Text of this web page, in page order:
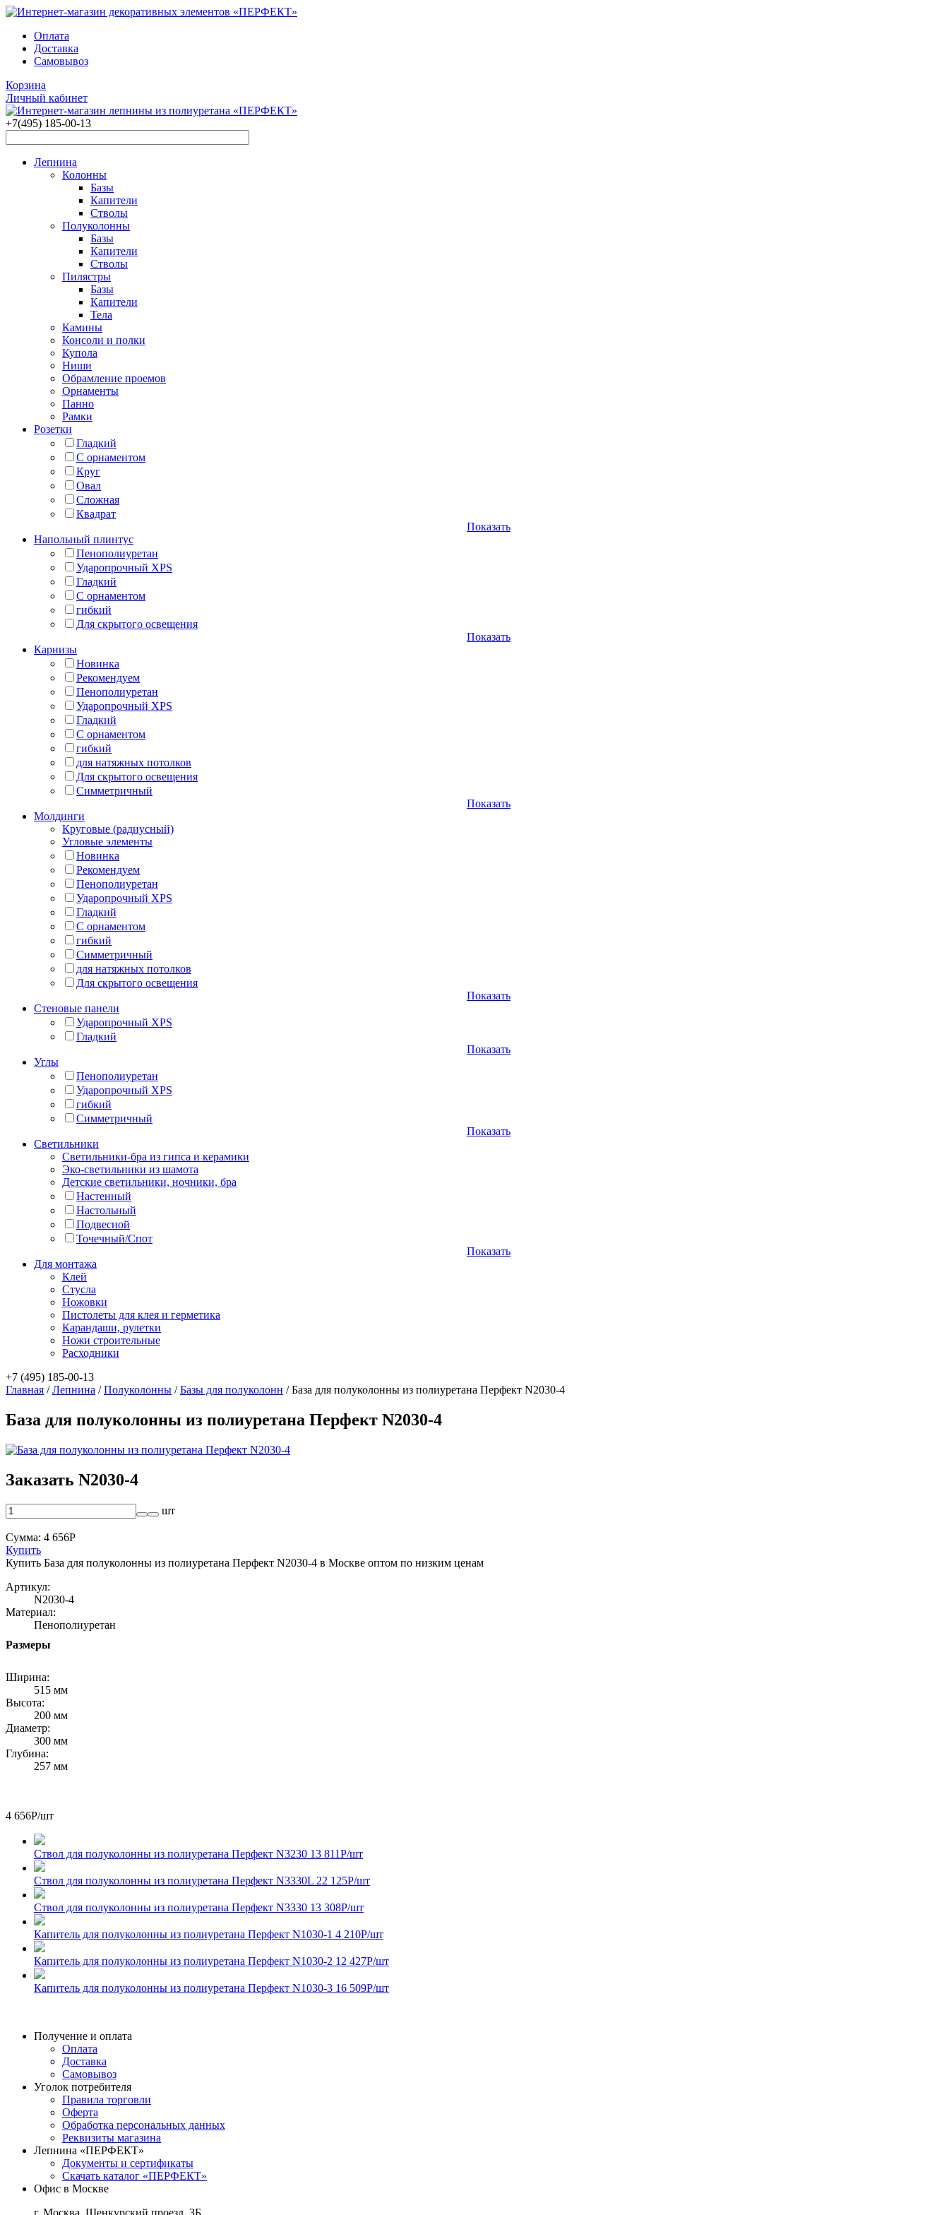
Оплата
Доставка
Самовывоз
Корзина
Личный кабинет
+7(495) 185-00-13
Лепнина
Колонны
Базы
Капители
Стволы
Полуколонны
Базы
Капители
Стволы
Пилястры
Базы
Капители
Тела
Камины
Консоли и полки
Купола
Ниши
Обрамление проемов
Орнаменты
Панно
Рамки
Розетки
Гладкий
С орнаментом
Круг
Овал
Сложная
Квадрат
Показать
Напольный плинтус
Пенополиуретан
Ударопрочный XPS
Гладкий
С орнаментом
гибкий
Для скрытого освещения
Показать
Карнизы
Новинка
Рекомендуем
Пенополиуретан
Ударопрочный XPS
Гладкий
С орнаментом
гибкий
для натяжных потолков
Для скрытого освещения
Симметричный
Показать
Молдинги
Круговые (радиусный)
Угловые элементы
Новинка
Рекомендуем
Пенополиуретан
Ударопрочный XPS
Гладкий
С орнаментом
гибкий
Симметричный
для натяжных потолков
Для скрытого освещения
Показать
Стеновые панели
Ударопрочный XPS
Гладкий
Показать
Углы
Пенополиуретан
Ударопрочный XPS
гибкий
Симметричный
Показать
Светильники
Светильники-бра из гипса и керамики
Эко-светильники из шамота
Детские светильники, ночники, бра
Настенный
Настольный
Подвесной
Точечный/Спот
Показать
Для монтажа
Клей
Стусла
Ножовки
Пистолеты для клея и герметика
Карандаши, рулетки
Ножи строительные
Расходники
+7 (495) 185-00-13
Главная /Лепнина /Полуколонны /Базы для полуколонн /База для полуколонны из полиуретана Перфект N2030-4
База для полуколонны из полиуретана Перфект N2030-4
Заказать N2030-4
шт
Сумма: 4 656Р
Купить
Купить База для полуколонны из полиуретана Перфект N2030-4 в Москве оптом по низким ценам
Артикул:
N2030-4
Материал:
Пенополиуретан
Размеры
Ширина:
515 мм
Высота:
200 мм
Диаметр:
300 мм
Глубина:
257 мм
4 656Р/шт
Ствол для полуколонны из полиуретана Перфект N3230 13 811Р/шт
Ствол для полуколонны из полиуретана Перфект N3330L 22 125Р/шт
Ствол для полуколонны из полиуретана Перфект N3330 13 308Р/шт
Капитель для полуколонны из полиуретана Перфект N1030-1 4 210Р/шт
Капитель для полуколонны из полиуретана Перфект N1030-2 12 427Р/шт
Капитель для полуколонны из полиуретана Перфект N1030-3 16 509Р/шт
Получение и оплата
Оплата
Доставка
Самовывоз
Уголок потребителя
Правила торговли
Оферта
Обработка персональных данных
Реквизиты магазина
Лепнина «ПЕРФЕКТ»
Документы и сертификаты
Скачать каталог «ПЕРФЕКТ»
Офис в Москве
г. Москва, Шенкурский проезд, 3Б